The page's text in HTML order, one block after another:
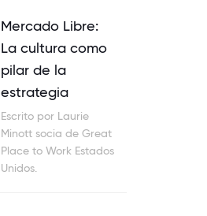
Mercado Libre:
La cultura como
pilar de la
estrategia
Escrito por Laurie
Minott socia de Great
Place to Work Estados
Unidos.